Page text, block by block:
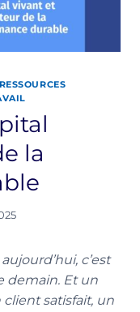
RESSOURCES
la
c’est
demain. Et un
client satisfait, un